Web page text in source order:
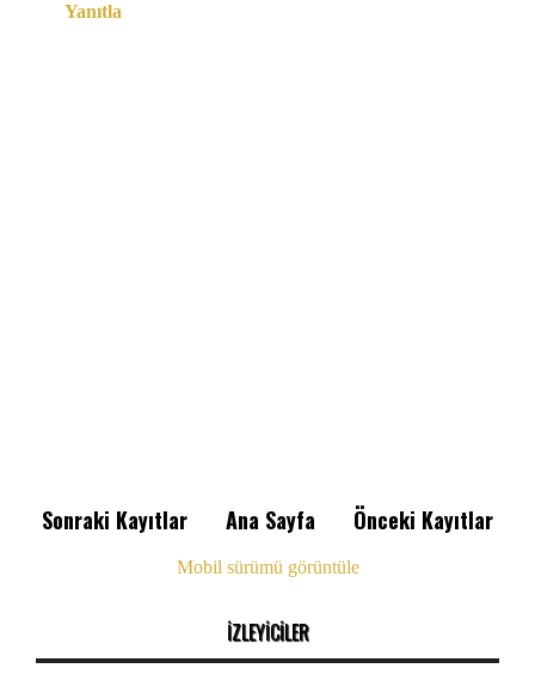
Yanıtla
Sonraki Kayıtlar Önceki Kayıtlar
Ana Sayfa
Mobil sürümü görüntüle
İZLEYİCİLER